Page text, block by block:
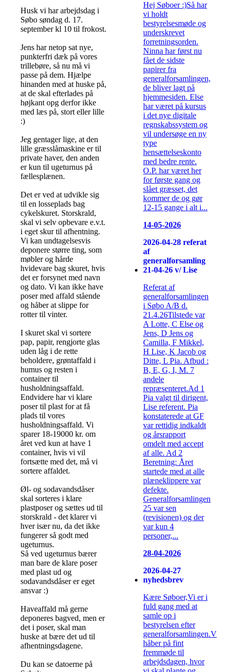
Husk vi har arbejdsdag i
Søbo søndag d. 17.
september kl 10 til frokost.
Jens har netop sat nye,
punkterfri dæk på vores
trillebøre, så nu må vi
passe på dem. Hjælpe
hinanden med at huske på,
at de skal efterlades på
højkant opg derfor ikke
med læs på, stort eller lille
:)
Jeg gentager lige, at den
lille græsslåmaskine er til
private haver, den anden
er kun til ugeturnus på
fællesplænen.
Det er ved at udvikle sig
til en losseplads bag
cykelskuret. Storskrald,
skal vi selv opbevare e.v.t.
i eget skur til afhentning.
Vi kan undtagelsesvis
deponere større ting, som
møbler og hårde
hvidevare bag skuret, hvis
det er forsynet med navn
og dato. Vi kan ikke have
poser med affald stående
og håber at slippe for
rotter til vinter.
I skuret skal vi sortere
pap, papir, rengjorte glas
uden låg i de rette
beholdere, grøntaffald i
humus og resten i
container til
husholdningsaffald.
Endvidere har vi klare
poser til plast for at få
plads til vores
husholdningsaffald. Vi
sparer 18-19000 kr. om
året ved kun at have 1
container, hvis vi vil
fortsætte med det, må vi
sortere affaldet.
Øl- og sodavandsdåser
skal sorteres i klare
plastposer og sættes ud til
storskrald - det klarer vi
hver især nu, da det ikke
fungerer så godt med
ugeturnus.
Så ved ugeturnus bærer
man bare de klare poser
med plast ud og
sodavandsdåser er eget
ansvar :)
Haveaffald må gerne
deponeres bagved, men er
det i poser, skal man
huske at bære det ud til
afhentningsdagene.
Du kan se datoerne på
Hej Søboer :)Så har
vi holdt
bestyrelsesmøde og
underskrevet
forretningsorden.
Ninna har først nu
fået de sidste
papirer fra
generalforsamlingen,
de bliver lagt på
hjemmesiden. Else
har været på kursus
i det nye digitale
regnskabssystem og
vil undersøge en ny
type
hensættelseskonto
med bedre rente.
O.P. har været her
for første gang og
slået græsset, det
kommer de og gør
12-15 gange i alt i...
14-05-2026
2026-04-28 referat
af
generalforsamling
21-04-26 v/ Lise
Referat af
generalforsamlingen
i Søbo A/B d.
21.4.26Tilstede var
A Lotte, C Else og
Jens, D Jens og
Camilla, F Mikkel,
H Lise, K Jacob og
Ditte, L Pia. Afbud :
B, E, G, I, M. 7
andele
repræsenteret.Ad 1
Pia valgt til dirigent,
Lise referent. Pia
konstaterede at GF
var rettidig indkaldt
og årsrapport
omdelt med accept
af alle. Ad 2
Beretning: Året
startede med at alle
plæneklippere var
defekte.
Generalforsamlingen
25 var sen
(revisionen) og der
var kun 4
personer,...
28-04-2026
2026-04-27
nyhedsbrev
Kære Søboer,Vi er i
fuld gang med at
samle op i
bestyrelsen efter
generalforsamlingen.Vi
håber på fint
fremmøde til
arbejdsdagen, hvor